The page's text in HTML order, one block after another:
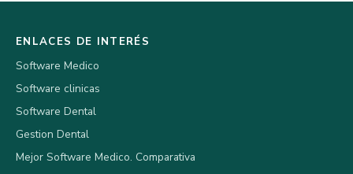
ENLACES DE INTERÉS
Software Medico
Software clinicas
Software Dental
Gestion Dental
Mejor Software Medico. Comparativa